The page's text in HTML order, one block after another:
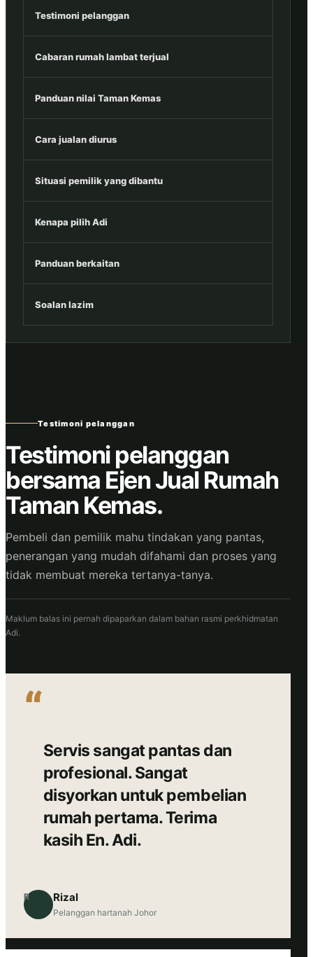
Testimoni pelanggan
Cabaran rumah lambat terjual
Panduan nilai Taman Kemas
Cara jualan diurus
Situasi pemilik yang dibantu
Kenapa pilih Adi
Panduan berkaitan
Soalan lazim
Testimoni pelanggan
Testimoni pelanggan
bersama Ejen Jual Rumah
Taman Kemas.
Pembeli dan pemilik mahu tindakan yang pantas,
penerangan yang mudah difahami dan proses yang
tidak membuat mereka tertanya-tanya.
Maklum balas ini pernah dipaparkan dalam bahan rasmi perkhidmatan
Adi.
“
Servis sangat pantas dan
profesional. Sangat
disyorkan untuk pembelian
rumah pertama. Terima
kasih En. Adi.
R Rizal
Pelanggan hartanah Johor